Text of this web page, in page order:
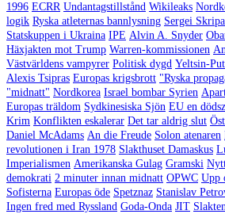
1996 ECRR Undantagstillstånd Wikileaks
logik Ryska atleternas bannlysning Sergei
Statskuppen i Ukraina IPE Alvin A. Snyder
Häxjakten mot Trump Warren-kommissionen
Västvärldens vampyrer Politisk dygd Yeltsin-
Alexis Tsipras Europas krigsbrott "Ryska
"midnatt" Nordkorea Israel bombar Syrien
Europas träldom Sydkinesiska Sjön EU en
Krim Konflikten eskalerar Det tar aldrig slut
Daniel McAdams An die Freude Solon atenaren
revolutionen i Iran 1978 Slakthuset Damaskus
Imperialismen Amerikanska Gulag Gramski
demokrati 2 minuter innan midnatt OPWC Upp
Sofisterna Europas öde Spetznaz Stanislav
Ingen fred med Ryssland Goda-Onda JIT